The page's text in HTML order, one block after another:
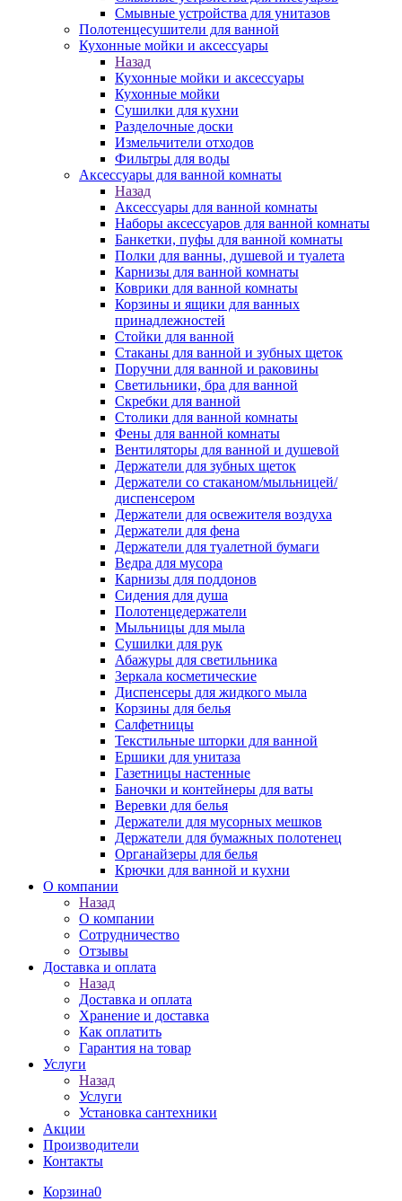
Смывные устройства для унитазов
Полотенцесушители для ванной
Кухонные мойки и аксессуары
Назад
Кухонные мойки и аксессуары
Кухонные мойки
Сушилки для кухни
Разделочные доски
Измельчители отходов
Фильтры для воды
Аксессуары для ванной комнаты
Назад
Аксессуары для ванной комнаты
Наборы аксессуаров для ванной комнаты
Банкетки, пуфы для ванной комнаты
Полки для ванны, душевой и туалета
Карнизы для ванной комнаты
Коврики для ванной комнаты
Корзины и ящики для ванных
принадлежностей
Стойки для ванной
Стаканы для ванной и зубных щеток
Поручни для ванной и раковины
Светильники, бра для ванной
Скребки для ванной
Столики для ванной комнаты
Фены для ванной комнаты
Вентиляторы для ванной и душевой
Держатели для зубных щеток
Держатели со стаканом/мыльницей/
диспенсером
Держатели для освежителя воздуха
Держатели для фена
Держатели для туалетной бумаги
Ведра для мусора
Карнизы для поддонов
Сидения для душа
Полотенцедержатели
Мыльницы для мыла
Сушилки для рук
Абажуры для светильника
Зеркала косметические
Диспенсеры для жидкого мыла
Корзины для белья
Салфетницы
Текстильные шторки для ванной
Ершики для унитаза
Газетницы настенные
Баночки и контейнеры для ваты
Веревки для белья
Держатели для мусорных мешков
Держатели для бумажных полотенец
Органайзеры для белья
Крючки для ванной и кухни
О компании
Назад
О компании
Сотрудничество
Отзывы
Доставка и оплата
Назад
Доставка и оплата
Хранение и доставка
Как оплатить
Гарантия на товар
Услуги
Назад
Услуги
Установка сантехники
Акции
Производители
Контакты
Корзина0